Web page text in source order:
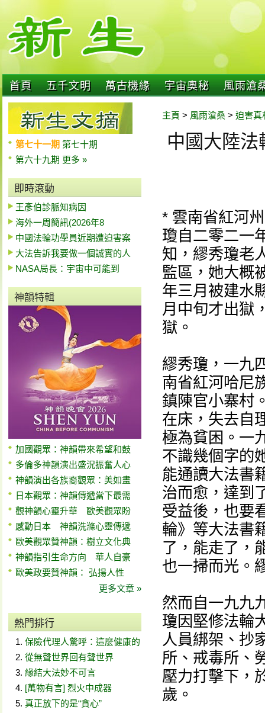
首頁 五千文明 萬古機緣 宇宙奧秘 風雨滄
第七十一期 第七十期
第六十九期 更多 »
即時滾動
王彥伯診脈知病因
海外一周簡訊(2026年8
中國法輪功學員近期遭迫害案
大法告訴我要做一個誠實的人
NASA局長：宇宙中可能到
神韻特輯
加國觀眾：神韻帶來希望和鼓
多倫多神韻演出盛況振奮人心
神韻演出各族裔觀眾：美如畫
日本觀眾：神韻傳遞當下最需
觀神韻心靈升華 歐美觀眾盼
感動日本 神韻洗滌心靈傳遞
歐美觀眾贊神韻：樹立文化典
神韻指引生命方向 華人自豪
歐美政要贊神韻： 弘揚人性
更多文章 »
熱門排行
保險代理人驚呼：這麼健康的
從無聲世界回有聲世界
緣結大法妙不可言
[萬物有言] 烈火中成器
真正放下的是“貪心”
主頁 > 風雨滄桑 > 迫害真
中國大陸
* 雲南省紅河
瓊自二零二一
知，繆秀瓊老
監區，她大概
年三月被建水
月中旬才出獄
獄。
繆秀瓊，一九
南省紅河哈尼
鎮陳官小寨村
在床，失去自
極為貧困。一
不識幾個字的
能通讀大法書
治而愈，達到
受益後，也要
輪》等大法書
了，能走了，
也一掃而光。
然而自一九九
瓊因堅修法輪
人員綁架、抄
所、戒毒所、
壓力打擊下，
歲。